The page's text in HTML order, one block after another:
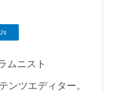
ムニスト
ンツエディター。